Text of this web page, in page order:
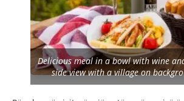
Delicious meal in a bowl with wine
side view with a village on